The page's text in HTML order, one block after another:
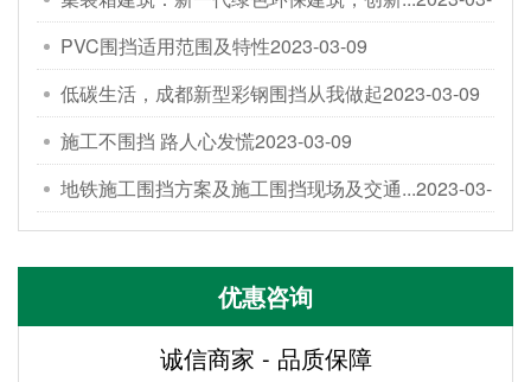
09
PVC围挡适用范围及特性2023-03-09
低碳生活，成都新型彩钢围挡从我做起2023-03-09
施工不围挡 路人心发慌2023-03-09
地铁施工围挡方案及施工围挡现场及交通...2023-03-
09
优惠咨询
诚信商家 - 品质保障